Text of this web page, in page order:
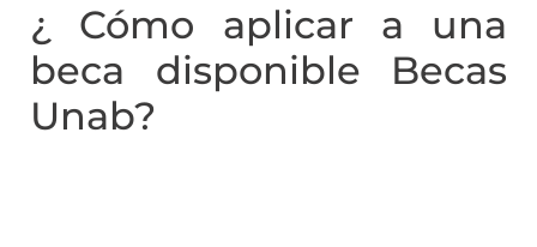
¿ Cómo aplicar a una
beca disponible Becas
Unab?